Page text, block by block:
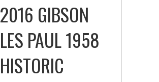
2016 GIBSON
LES PAUL 1958
HISTORIC